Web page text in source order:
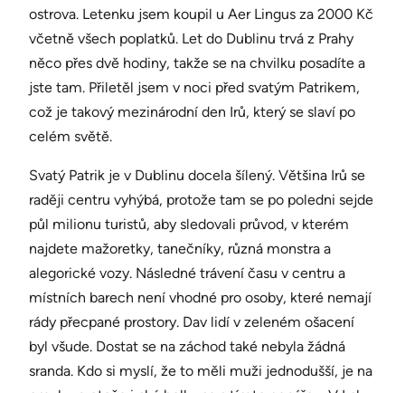
ostrova. Letenku jsem koupil u Aer Lingus za 2000 Kč
včetně všech poplatků. Let do Dublinu trvá z Prahy
něco přes dvě hodiny, takže se na chvilku posadíte a
jste tam. Přiletěl jsem v noci před svatým Patrikem,
což je takový mezinárodní den Irů, který se slaví po
celém světě.
Svatý Patrik je v Dublinu docela šílený. Většina Irů se
raději centru vyhýbá, protože tam se po poledni sejde
půl milionu turistů, aby sledovali průvod, v kterém
najdete mažoretky, tanečníky, různá monstra a
alegorické vozy. Následné trávení času v centru a
místních barech není vhodné pro osoby, které nemají
rády přecpané prostory. Dav lidí v zeleném ošacení
byl všude. Dostat se na záchod také nebyla žádná
sranda. Kdo si myslí, že to měli muži jednodušší, je na